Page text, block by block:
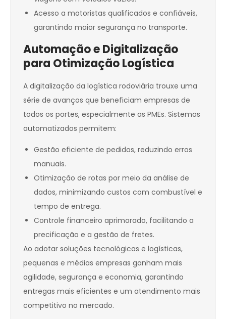
Acesso a motoristas qualificados e confiáveis,
garantindo maior segurança no transporte.
Automação e Digitalização
para Otimização Logística
A digitalização da logística rodoviária trouxe uma
série de avanços que beneficiam empresas de
todos os portes, especialmente as PMEs. Sistemas
automatizados permitem:
Gestão eficiente de pedidos, reduzindo erros
manuais.
Otimização de rotas por meio da análise de
dados, minimizando custos com combustível e
tempo de entrega.
Controle financeiro aprimorado, facilitando a
precificação e a gestão de fretes.
Ao adotar soluções tecnológicas e logísticas,
pequenas e médias empresas ganham mais
agilidade, segurança e economia, garantindo
entregas mais eficientes e um atendimento mais
competitivo no mercado.